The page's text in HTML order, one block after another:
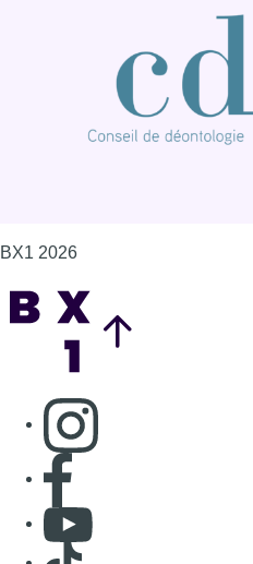
BX1 2026
Consulter page
Consulter page
Consulter Youtube
Consulter TikTok